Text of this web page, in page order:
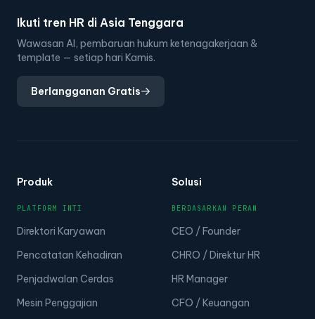
Ikuti tren HR di Asia Tenggara
Wawasan AI, pembaruan hukum ketenagakerjaan &
template — setiap hari Kamis.
Berlangganan Gratis
Produk
PLATFORM INTI
Direktori Karyawan
Pencatatan Kehadiran
Penjadwalan Cerdas
Mesin Penggajian
Solusi
BERDASARKAN PERAN
CEO / Founder
CHRO / Direktur HR
HR Manager
CFO / Keuangan